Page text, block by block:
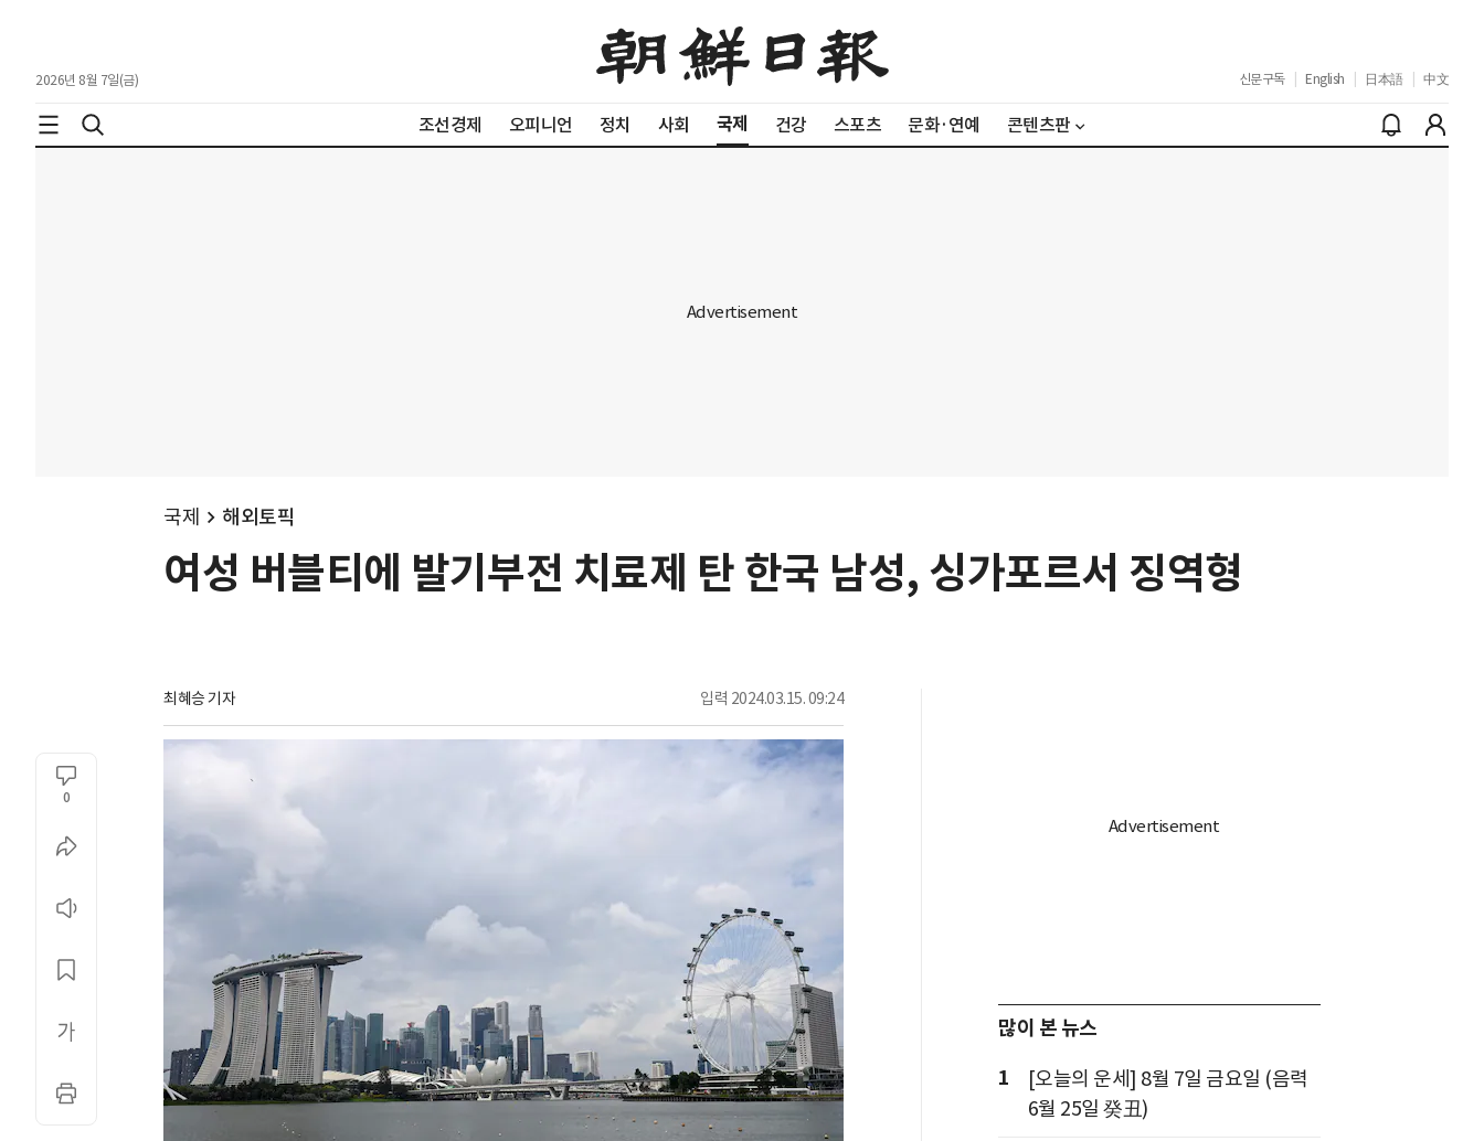
2026년 8월 7일(금) 신문구독 English 日本語 中文
조선경제 오피니언 정치 사회 국제 건강 스포츠 문화·연예 콘텐츠판
국제 해외토픽
여성 버블티에 발기부전 치료제 탄 한국 남성, 싱가포르서 징역형
최혜승 기자 입력 2024.03.15. 09:24
0
많이 본 뉴스
1
[오늘의 운세] 8월 7일 금요일 (음력
6월 25일 癸丑)